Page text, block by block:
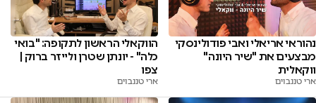
נהוראי אריאלי ואבי פודולינסקי
מבצעים את "שיר היונה"
ווקאלית
ארי טננבוים
הווקאלי הראשון לתקופה: "בואי
כלה" - יונתן שטרן ולייזר ברוק |
צפו
ארי טננבוים